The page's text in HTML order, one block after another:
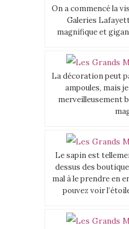
On a commencé la
Galeries
magnifique et
La décoration peut
ampoules, mais
merveilleusement
Le sapin est
dessus des
mal à le prendre en
pouvez voir